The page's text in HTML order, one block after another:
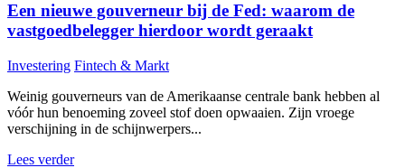
Een nieuwe gouverneur bij de Fed: waarom de
vastgoedbelegger hierdoor wordt geraakt
Investering Fintech & Markt
Weinig gouverneurs van de Amerikaanse centrale bank hebben al
vóór hun benoeming zoveel stof doen opwaaien. Zijn vroege
verschijning in de schijnwerpers...
Lees verder